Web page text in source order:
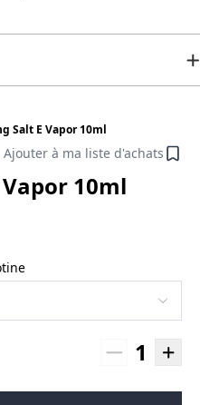
Salt E Vapor 10ml
Ajouter à ma liste d'achats
Vapor 10ml
1